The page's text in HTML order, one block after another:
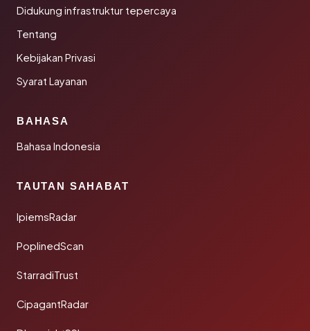
Didukung infrastruktur tepercaya
Tentang
Kebijakan Privasi
Syarat Layanan
BAHASA
Bahasa Indonesia
TAUTAN SAHABAT
IpiemsRadar
PoplinedScan
StarradiTrust
CipagantRadar